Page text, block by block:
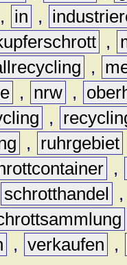
, in ,
,
,
, nrw ,
,
, ruhrgebiet
,
schrotthandel
, verkaufen
,